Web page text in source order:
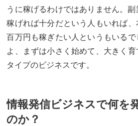
うに稼げるわけではありません。
稼げれば十分だという人もいれば
百万円も稼ぎたい人というもいる
よ、まずは小さく始めて、大きく
タイプのビジネスです。
情報発信ビジネスで何を
のか？